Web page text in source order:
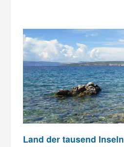
Land der tausend Inseln